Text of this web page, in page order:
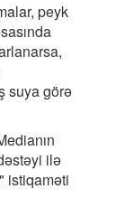
peyk
suya görə
ilə
istiqaməti